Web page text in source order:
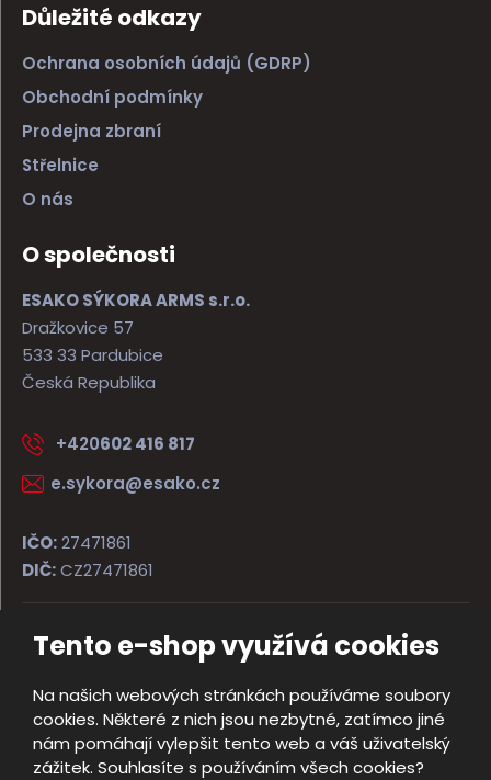
Tento e-shop využívá cookies
Na našich webových stránkách používáme soubory
cookies. Některé z nich jsou nezbytné, zatímco jiné
nám pomáhají vylepšit tento web a váš uživatelský
zážitek. Souhlasíte s používáním všech cookies?
Důležité odkazy
Ochrana osobních údajů (GDRP)
Obchodní podmínky
Prodejna zbraní
Střelnice
O nás
O společnosti
ESAKO SÝKORA ARMS s.r.o.
Dražkovice 57
533 33 Pardubice
Česká Republika
+420602 416 817
e.sykora@esako.cz
IČO:27471861
DIČ:CZ27471861
© 2026, ESAKO SÝKORA ARMS s.r.o.
Mapa stránek
Vyrobila
B